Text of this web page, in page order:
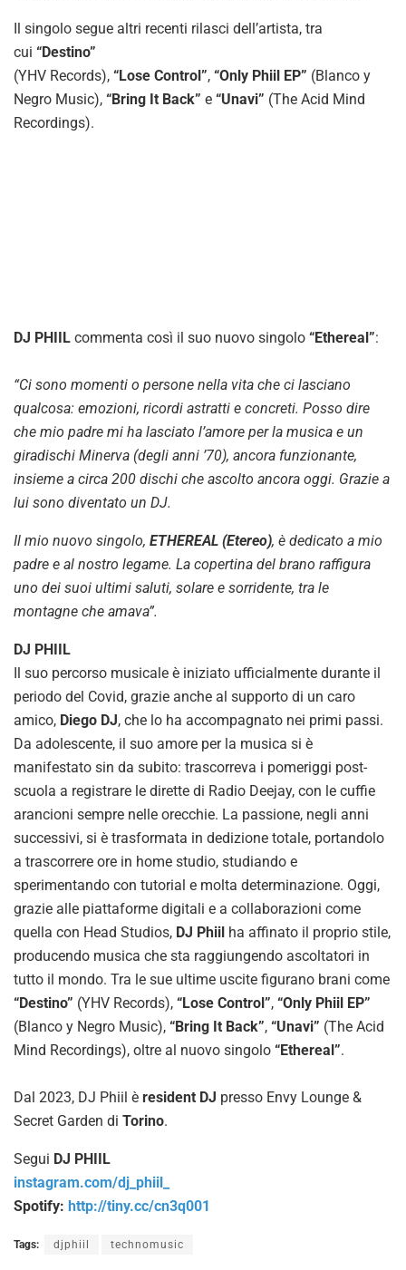
Il singolo segue altri recenti rilasci dell’artista, tra
cui “Destino”
(YHV Records), “Lose Control”, “Only Phiil EP” (Blanco y
Negro Music), “Bring It Back” e “Unavi” (The Acid Mind
Recordings).
DJ PHIIL commenta così il suo nuovo singolo “Ethereal”:
“Ci sono momenti o persone nella vita che ci lasciano
qualcosa: emozioni, ricordi astratti e concreti. Posso dire
che mio padre mi ha lasciato l’amore per la musica e un
giradischi Minerva (degli anni ’70), ancora funzionante,
insieme a circa 200 dischi che ascolto ancora oggi. Grazie a
lui sono diventato un DJ.
Il mio nuovo singolo, ETHEREAL (Etereo), è dedicato a mio
padre e al nostro legame. La copertina del brano raffigura
uno dei suoi ultimi saluti, solare e sorridente, tra le
montagne che amava”.
DJ PHIIL
Il suo percorso musicale è iniziato ufficialmente durante il
periodo del Covid, grazie anche al supporto di un caro
amico, Diego DJ, che lo ha accompagnato nei primi passi.
Da adolescente, il suo amore per la musica si è
manifestato sin da subito: trascorreva i pomeriggi post-
scuola a registrare le dirette di Radio Deejay, con le cuffie
arancioni sempre nelle orecchie. La passione, negli anni
successivi, si è trasformata in dedizione totale, portandolo
a trascorrere ore in home studio, studiando e
sperimentando con tutorial e molta determinazione. Oggi,
grazie alle piattaforme digitali e a collaborazioni come
quella con Head Studios, DJ Phiil ha affinato il proprio stile,
producendo musica che sta raggiungendo ascoltatori in
tutto il mondo. Tra le sue ultime uscite figurano brani come
“Destino” (YHV Records), “Lose Control”, “Only Phiil EP”
(Blanco y Negro Music), “Bring It Back”, “Unavi” (The Acid
Mind Recordings), oltre al nuovo singolo “Ethereal”.
Dal 2023, DJ Phiil è resident DJ presso Envy Lounge &
Secret Garden di Torino.
Segui DJ PHIIL
instagram.com/dj_phiil_
Spotify: http://tiny.cc/cn3q001
Tags: djphiil technomusic